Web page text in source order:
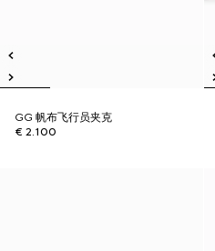
GG 帆布飞行员夹克
€ 2.100